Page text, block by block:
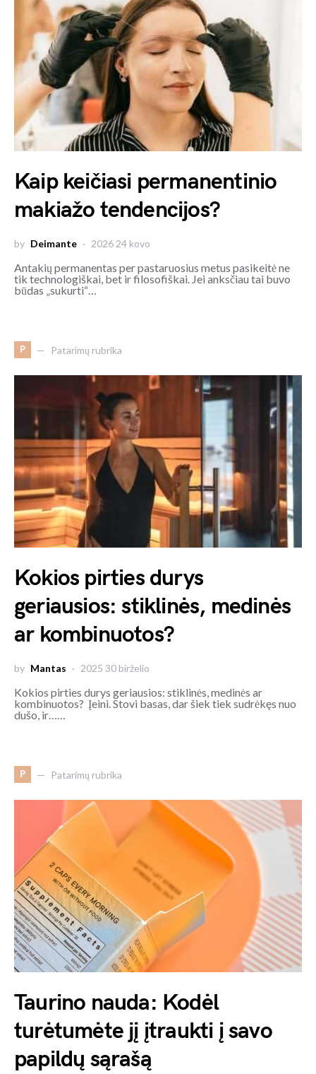
Kaip keičiasi permanentinio
makiažo tendencijos?
by Deimante 2026 24 kovo
Antakių permanentas per pastaruosius metus pasikeitė ne
tik technologiškai, bet ir filosofiškai. Jei anksčiau tai buvo
būdas „sukurti“…
P Patarimų rubrika
Kokios pirties durys
geriausios: stiklinės, medinės
ar kombinuotos?
by Mantas 2025 30 birželio
Kokios pirties durys geriausios: stiklinės, medinės ar
kombinuotos? Įeini. Stovi basas, dar šiek tiek sudrėkęs nuo
dušo, ir……
P Patarimų rubrika
Taurino nauda: Kodėl
turėtumėte jį įtraukti į savo
papildų sąrašą